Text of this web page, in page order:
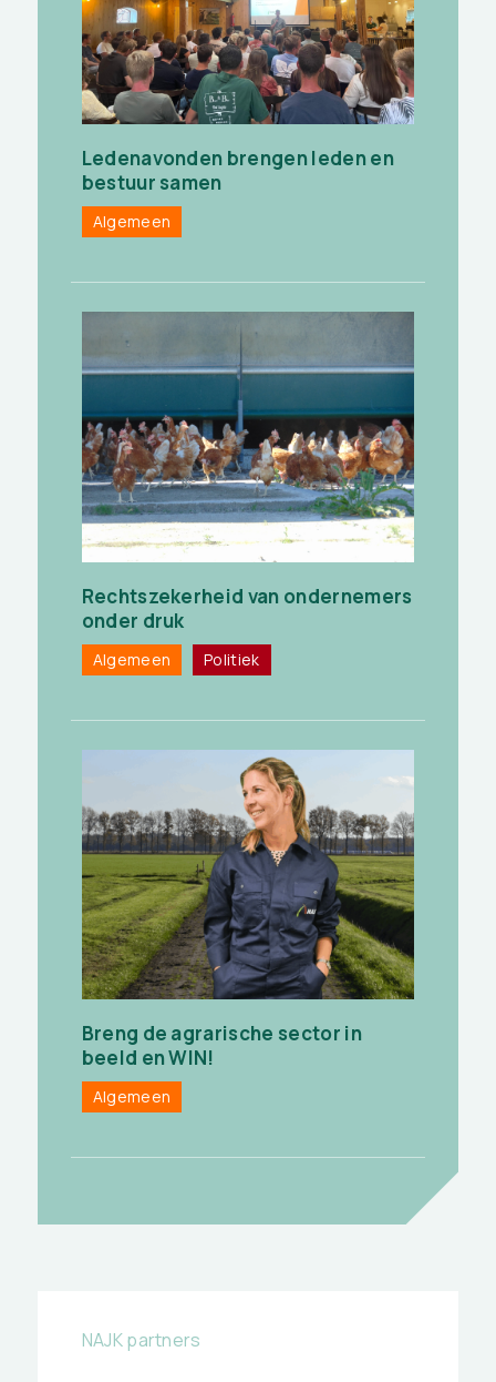
Ledenavonden brengen leden en
bestuur samen
Algemeen
Rechtszekerheid van ondernemers
onder druk
Algemeen Politiek
Breng de agrarische sector in
beeld en WIN!
Algemeen
NAJK partners